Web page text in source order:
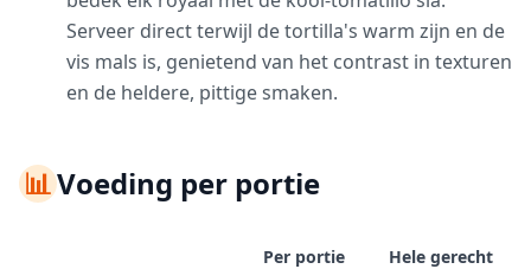
Serveer direct terwijl de tortilla's warm zijn en de
vis mals is, genietend van het contrast in texturen
en de heldere, pittige smaken.
📊Voeding per portie
Per portie Hele gerecht